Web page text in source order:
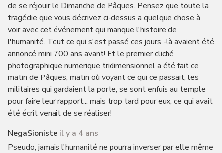
de se réjouir le Dimanche de Pâques. Pensez que toute la
tragédie que vous décrivez ci-dessus a quelque chose à
voir avec cet événement qui manque l'histoire de
l'humanité. Tout ce qui s'est passé ces jours -là avaient été
annoncé mini 700 ans avant! Et le premier cliché
photographique numerique tridimensionnel a été fait ce
matin de Pâques, matin où voyant ce qui ce passait, les
militaires qui gardaient la porte, se sont enfuis au temple
pour faire leur rapport... mais trop tard pour eux, ce qui avait
été écrit venait de se réaliser!
NegaSioniste il y a 4 ans
Pseudo, jamais l'humanité ne pourra inverser par elle même